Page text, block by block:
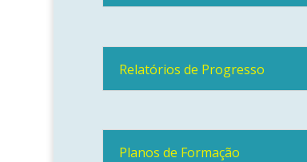
Relatórios de Progresso
Planos de Formação